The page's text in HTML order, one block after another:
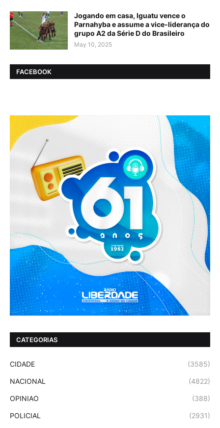
Jogando em casa, Iguatu vence o
Parnahyba e assume a vice-liderança do
grupo A2 da Série D do Brasileiro
May 10, 2025
FACEBOOK
CATEGORIAS
CIDADE (3585)
NACIONAL (4822)
OPINIAO (388)
POLICIAL (2931)